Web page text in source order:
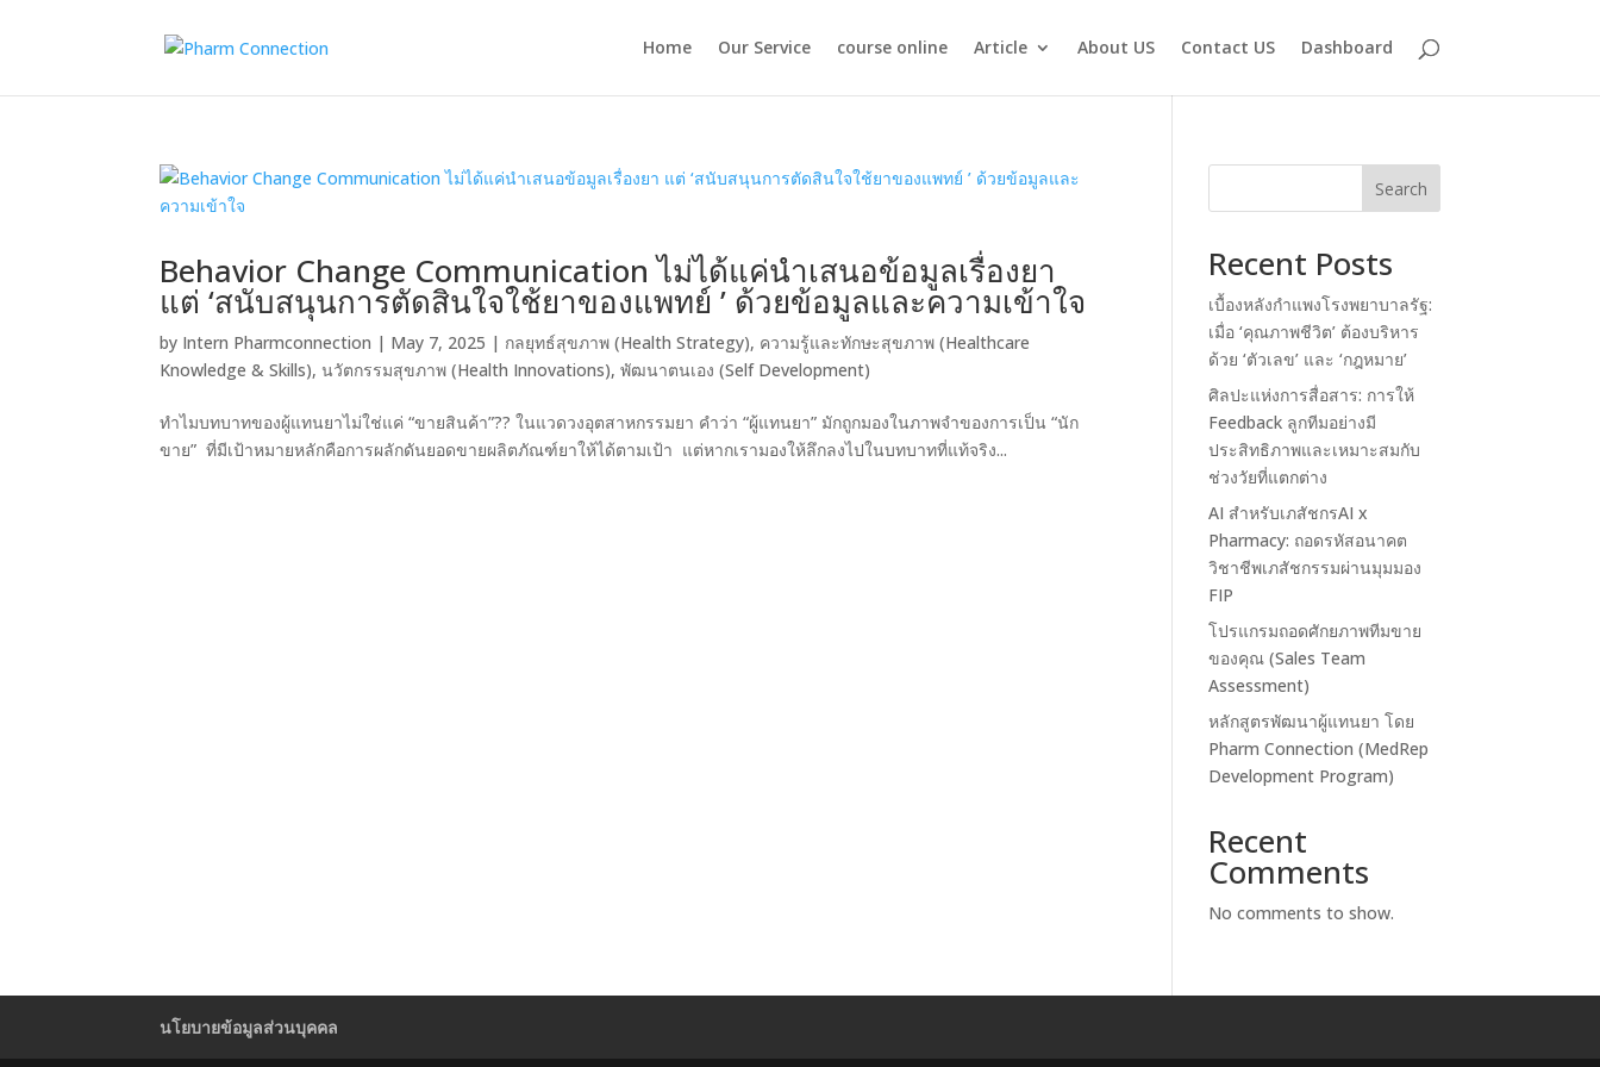
Home Our Service course online Article About US Contact US Dashboard
Behavior Change Communication ไม่ได้แค่นำเสนอข้อมูลเรื่องยา
แต่ ‘สนับสนุนการตัดสินใจใช้ยาของแพทย์ ’ ด้วยข้อมูลและความเข้าใจ
by Intern Pharmconnection | May 7, 2025 | กลยุทธ์สุขภาพ (Health Strategy), ความรู้และทักษะสุขภาพ (Healthcare
Knowledge & Skills),นวัตกรรมสุขภาพ (Health Innovations),พัฒนาตนเอง (Self Development)
ทำไมบทบาทของผู้แทนยาไม่ใช่แค่ “ขายสินค้า”?? ในแวดวงอุตสาหกรรมยา คำว่า “ผู้แทนยา” มักถูกมองในภาพจำของการเป็น “นัก
ขาย” ที่มีเป้าหมายหลักคือการผลักดันยอดขายผลิตภัณฑ์ยาให้ได้ตามเป้า แต่หากเรามองให้ลึกลงไปในบทบาทที่แท้จริง...
Search
Recent Posts
เบื้องหลังกำแพงโรงพยาบาลรัฐ:
เมื่อ ‘คุณภาพชีวิต’ ต้องบริหาร
ด้วย ‘ตัวเลข’ และ ‘กฎหมาย’
ศิลปะแห่งการสื่อสาร: การให้
Feedback ลูกทีมอย่างมี
ประสิทธิภาพและเหมาะสมกับ
ช่วงวัยที่แตกต่าง
AI สำหรับเภสัชกรAI x
Pharmacy: ถอดรหัสอนาคต
วิชาชีพเภสัชกรรมผ่านมุมมอง
FIP
โปรแกรมถอดศักยภาพทีมขาย
ของคุณ (Sales Team
Assessment)
หลักสูตรพัฒนาผู้แทนยา โดย
Pharm Connection (MedRep
Development Program)
Recent
Comments
No comments to show.
นโยบายข้อมูลส่วนบุคคล